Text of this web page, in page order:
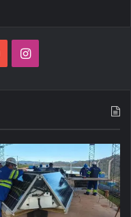
YouTubeInstagram